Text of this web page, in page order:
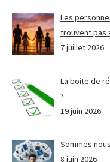
Les
trouvent pas
7 juillet 2026
La boite de
?
19 juin 2026
Sommes
8 juin 2026